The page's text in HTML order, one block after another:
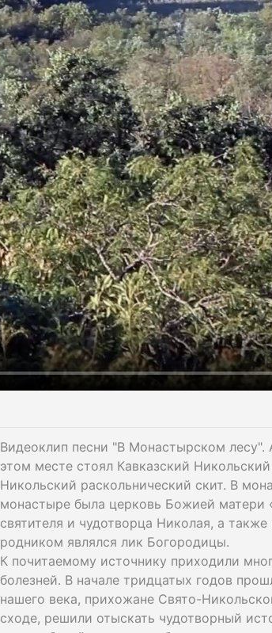
Видеоклип песни "В Монастырском лесу".
этом месте стоял Кавказский
Никольский раскольнический скит. В
монастыре была церковь Божией
святителя и чудотворца Николая, а
родником являлся лик Богородицы.
К почитаемому источнику приходили
болезней. В начале тридцатых годов
нашего века, прихожане Свято-
сходе, решили отыскать чудотворный